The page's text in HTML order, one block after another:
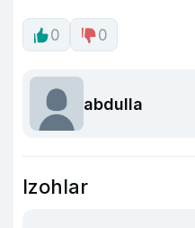
0 0
abdulla
Izohlar